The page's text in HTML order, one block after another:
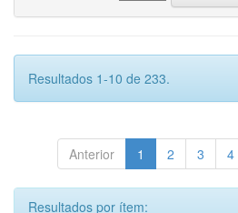
Resultados 1-10 de 233.
Anterior 1 2 3 4
Resultados por ítem: